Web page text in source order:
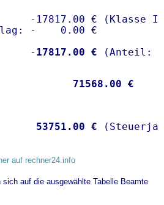
-17817.00 € (Klasse I)
-    0.00 €
- 17817.00 €
71568.00 €
53751.00 €
auf rechner24.info
auf die ausgewählte Tabelle Beamte